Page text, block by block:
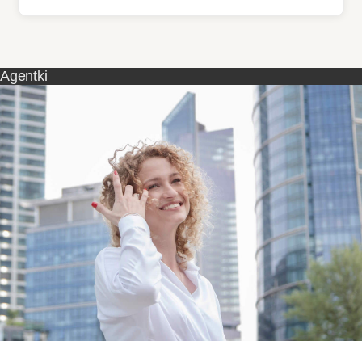
Agentki